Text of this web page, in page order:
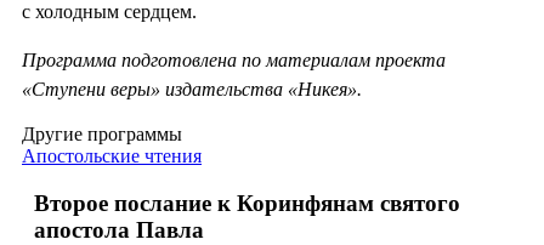
с холодным сердцем.
Программа подготовлена по материалам проекта
«Ступени веры» издательства «Никея».
Другие программы
Апостольские чтения
Второе послание к Коринфянам святого
апостола Павла